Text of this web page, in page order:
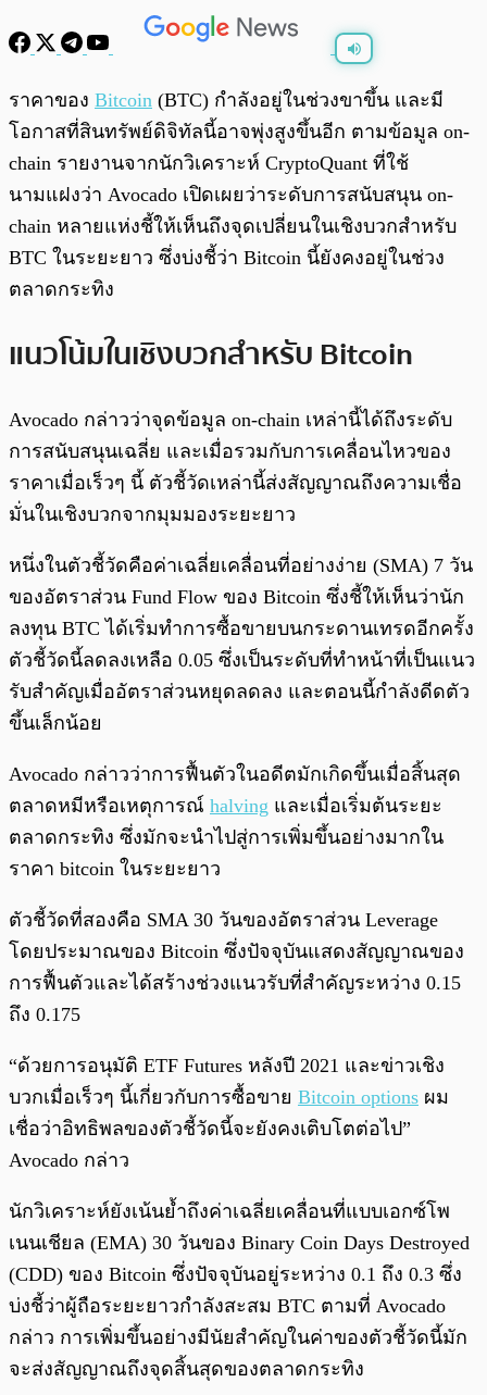
0:00 0:00
ราคาของ Bitcoin (BTC) กำลังอยู่ในช่วงขาขึ้น และมี
โอกาสที่สินทรัพย์ดิจิทัลนี้อาจพุ่งสูงขึ้นอีก ตามข้อมูล on-
chain รายงานจากนักวิเคราะห์ CryptoQuant ที่ใช้
นามแฝงว่า Avocado เปิดเผยว่าระดับการสนับสนุน on-
chain หลายแห่งชี้ให้เห็นถึงจุดเปลี่ยนในเชิงบวกสำหรับ
BTC ในระยะยาว ซึ่งบ่งชี้ว่า Bitcoin นี้ยังคงอยู่ในช่วง
ตลาดกระทิง
แนวโน้มในเชิงบวกสำหรับ Bitcoin
Avocado กล่าวว่าจุดข้อมูล on-chain เหล่านี้ได้ถึงระดับ
การสนับสนุนเฉลี่ย และเมื่อรวมกับการเคลื่อนไหวของ
ราคาเมื่อเร็วๆ นี้ ตัวชี้วัดเหล่านี้ส่งสัญญาณถึงความเชื่อ
มั่นในเชิงบวกจากมุมมองระยะยาว
หนึ่งในตัวชี้วัดคือค่าเฉลี่ยเคลื่อนที่อย่างง่าย (SMA) 7 วัน
ของอัตราส่วน Fund Flow ของ Bitcoin ซึ่งชี้ให้เห็นว่านัก
ลงทุน BTC ได้เริ่มทำการซื้อขายบนกระดานเทรดอีกครั้ง
ตัวชี้วัดนี้ลดลงเหลือ 0.05 ซึ่งเป็นระดับที่ทำหน้าที่เป็นแนว
รับสำคัญเมื่ออัตราส่วนหยุดลดลง และตอนนี้กำลังดีดตัว
ขึ้นเล็กน้อย
Avocado กล่าวว่าการฟื้นตัวในอดีตมักเกิดขึ้นเมื่อสิ้นสุด
ตลาดหมีหรือเหตุการณ์ halving และเมื่อเริ่มต้นระยะ
ตลาดกระทิง ซึ่งมักจะนำไปสู่การเพิ่มขึ้นอย่างมากใน
ราคา bitcoin ในระยะยาว
ตัวชี้วัดที่สองคือ SMA 30 วันของอัตราส่วน Leverage
โดยประมาณของ Bitcoin ซึ่งปัจจุบันแสดงสัญญาณของ
การฟื้นตัวและได้สร้างช่วงแนวรับที่สำคัญระหว่าง 0.15
ถึง 0.175
“ด้วยการอนุมัติ ETF Futures หลังปี 2021 และข่าวเชิง
บวกเมื่อเร็วๆ นี้เกี่ยวกับการซื้อขาย Bitcoin options ผม
เชื่อว่าอิทธิพลของตัวชี้วัดนี้จะยังคงเติบโตต่อไป”
Avocado กล่าว
นักวิเคราะห์ยังเน้นย้ำถึงค่าเฉลี่ยเคลื่อนที่แบบเอกซ์โพ
เนนเชียล (EMA) 30 วันของ Binary Coin Days Destroyed
(CDD) ของ Bitcoin ซึ่งปัจจุบันอยู่ระหว่าง 0.1 ถึง 0.3 ซึ่ง
บ่งชี้ว่าผู้ถือระยะยาวกำลังสะสม BTC ตามที่ Avocado
กล่าว การเพิ่มขึ้นอย่างมีนัยสำคัญในค่าของตัวชี้วัดนี้มัก
จะส่งสัญญาณถึงจุดสิ้นสุดของตลาดกระทิง